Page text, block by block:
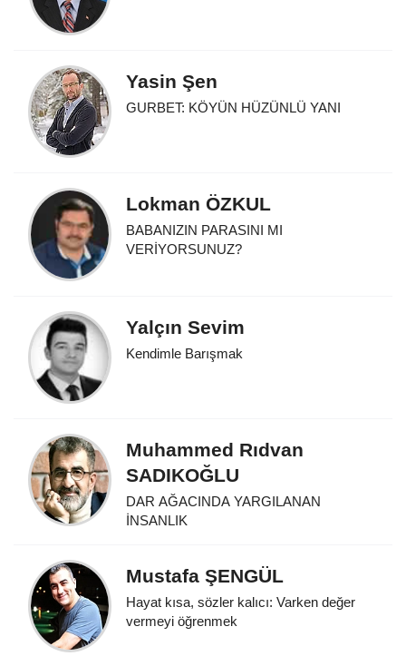
Yasin Şen
GURBET: KÖYÜN HÜZÜNLÜ YANI
Lokman ÖZKUL
BABANIZIN PARASINI MI
VERİYORSUNUZ?
Yalçın Sevim
Kendimle Barışmak
Muhammed Rıdvan
SADIKOĞLU
DAR AĞACINDA YARGILANAN
İNSANLIK
Mustafa ŞENGÜL
Hayat kısa, sözler kalıcı: Varken değer
vermeyi öğrenmek